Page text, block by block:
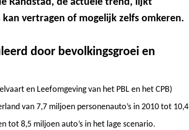
Randstad, de actuele trend, lijkt
vertragen of mogelijk zelfs omkeren.
door bevolkingsgroei en
en Leefomgeving van het PBL en het CPB)
van 7,7 miljoen personenauto’s in 2010 tot 10,4
tot 8,5 miljoen auto’s in het lage scenario.